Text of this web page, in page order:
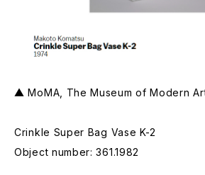
▲ MoMA, The Museum of Modern
Crinkle Super Bag Vase K-2
Object number: 361.1982